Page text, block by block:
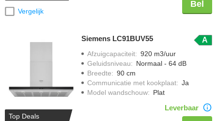
Vergelijk
Bel
Top Deals
Siemens LC91BUV55 A
Afzuigcapaciteit: 920 m3/uur
Geluidsniveau: Normaal - 64 dB
Breedte: 90 cm
Communicatie met kookplaat: Ja
Model wandschouw: Plat
Leverbaar